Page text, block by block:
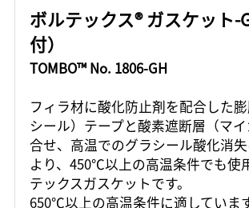
ボルテックス® ガスケット-
付）
TOMBO™ No. 1806-GH
フィラ材に酸化防止剤を配合した
シール）テープと酸素遮断層（マ
合せ、高温でのグラシール酸化消
より、450℃以上の高温条件でも使
テックスガスケットです。
650℃以上の高温条件に適しています